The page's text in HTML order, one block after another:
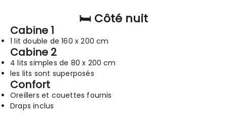
🛏️ Côté nuit
Cabine 1
1 lit double de 160 x 200 cm
Cabine 2
4 lits simples de 80 x 200 cm
les lits sont superposés
Confort
Oreillers et couettes fournis
Draps inclus